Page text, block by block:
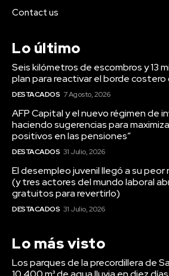
Contact us
Lo último
Seis kilómetros de escombros y 13
plan para reactivar el borde costero
DESTACADOS 7 Agosto, 2026
AFP Capital y el nuevo régimen de
haciendo sugerencias para
positivos en las pensiones”
DESTACADOS 31 Julio, 2026
El desempleo juvenil llegó a su peor
(y tres actores del mundo laboral
gratuitos para revertirlo)
DESTACADOS 31 Julio, 2026
Lo más visto
Los parques de la precordillera de